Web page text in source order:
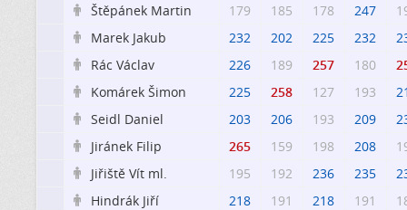
 Štěpánek Martin 179 185 178 247
 Marek Jakub 232 202 225 232
 Rác Václav 226 189 257 180
 Komárek Šimon 225 258 127 193
 Seidl Daniel 203 206 193 209
 Jiránek Filip 265 159 198 208
 Jiřiště Vít ml. 195 192 236 235
 Hindrák Jiří 218 191 218 191